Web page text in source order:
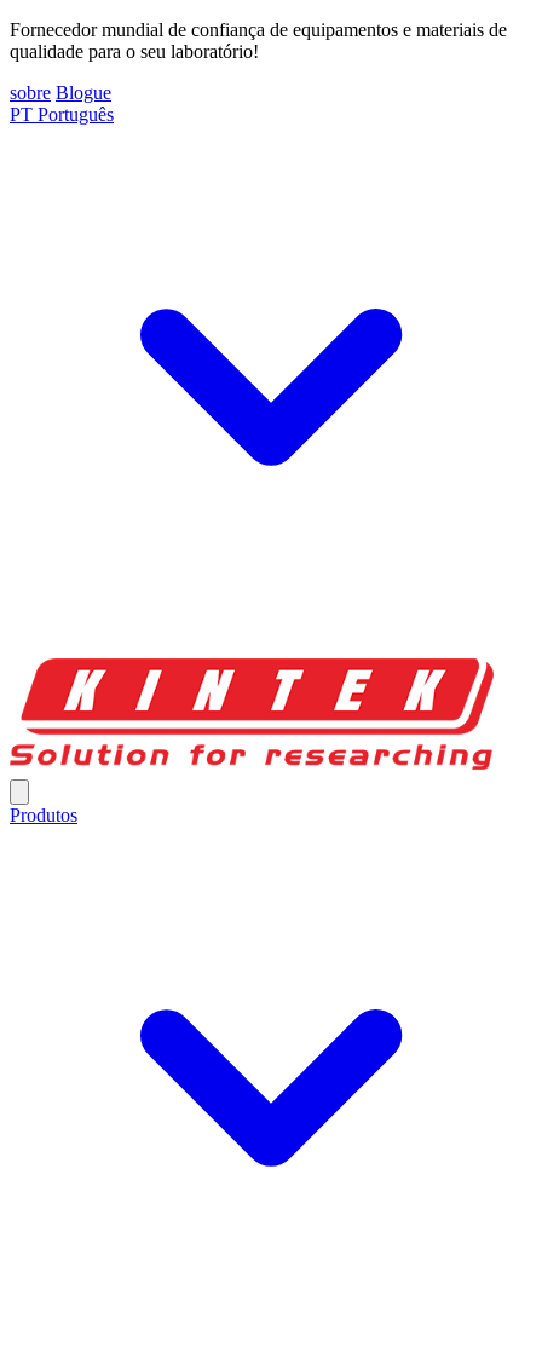
Fornecedor mundial de confiança de equipamentos e materiais de
qualidade para o seu laboratório!
sobre Blogue
PT Português
Produtos